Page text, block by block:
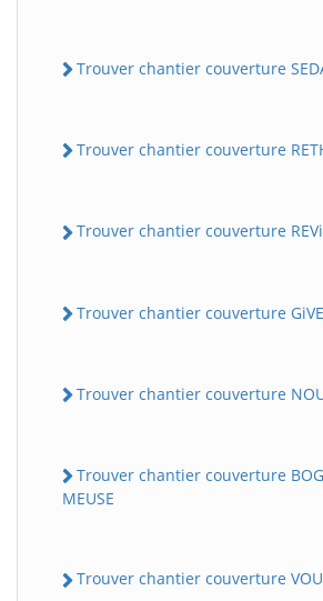
Trouver chantier couverture
Trouver chantier couverture
Trouver chantier couverture
Trouver chantier couverture
Trouver chantier couverture
Trouver chantier couverture
MEUSE
Trouver chantier couverture